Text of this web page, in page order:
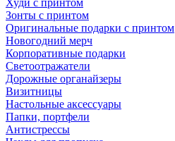
Худи с принтом
Зонты с принтом
Оригинальные подарки с принтом
Новогодний мерч
Корпоративные подарки
Светоотражатели
Дорожные органайзеры
Визитницы
Настольные аксессуары
Папки, портфели
Антистрессы